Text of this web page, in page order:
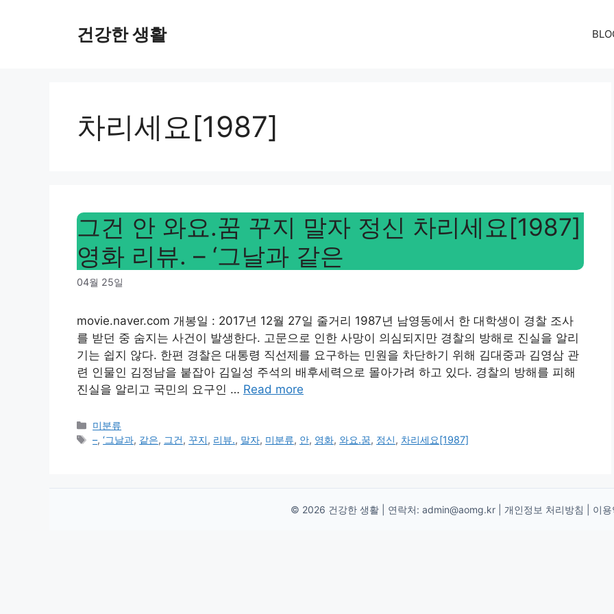
건강한 생활
차리세요[1987]
그건 안 와요.꿈 꾸지 말자 정신 차리세요[1987]
영화 리뷰. – ‘그날과 같은
04월 25일
movie.naver.com 개봉일 : 2017년 12월 27일 줄거리 1987년 남영동에서 한 대학생이 경찰 조사
를 받던 중 숨지는 사건이 발생한다. 고문으로 인한 사망이 의심되지만 경찰의 방해로 진실을 알리
기는 쉽지 않다. 한편 경찰은 대통령 직선제를 요구하는 민원을 차단하기 위해 김대중과 김영삼 관
련 인물인 김정남을 붙잡아 김일성 주석의 배후세력으로 몰아가려 하고 있다. 경찰의 방해를 피해
진실을 알리고 국민의 요구인 … Read more
Categories
미분류
Tags
–,‘그날과, 같은, 그건, 꾸지, 리뷰., 말자, 미분류, 안, 영화,와요.꿈, 정신, 차리세요[1987]
© 2026 건강한 생활 | 연락처: admin@aomg.kr| 개인정보 처리방침 이